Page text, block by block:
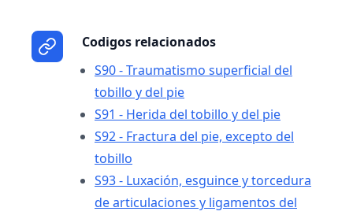
Codigos relacionados
S90 - Traumatismo superficial del
tobillo y del pie
S91 - Herida del tobillo y del pie
S92 - Fractura del pie, excepto del
tobillo
S93 - Luxación, esguince y torcedura
de articulaciones y ligamentos del